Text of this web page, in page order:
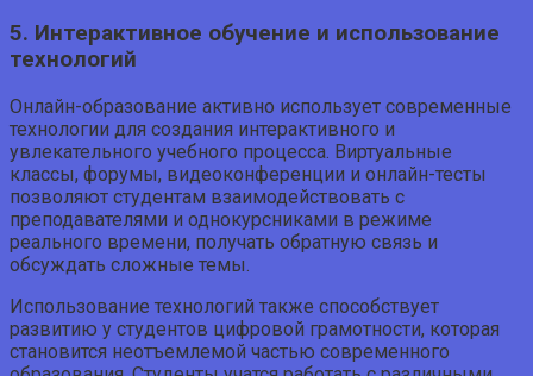
5. Интерактивное обучение и использование
технологий
Онлайн-образование активно использует современные
технологии для создания интерактивного и
увлекательного учебного процесса. Виртуальные
классы, форумы, видеоконференции и онлайн-тесты
позволяют студентам взаимодействовать с
преподавателями и однокурсниками в режиме
реального времени, получать обратную связь и
обсуждать сложные темы.
Использование технологий также способствует
развитию у студентов цифровой грамотности, которая
становится неотъемлемой частью современного